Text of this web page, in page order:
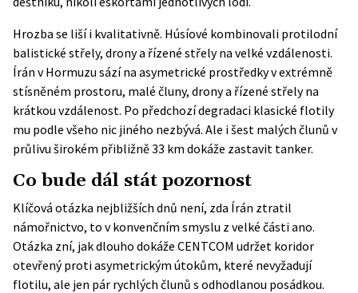
Hrozba se liší i kvalitativně. Húsíové kombinovali protilodní
balistické střely, drony a řízené střely na velké vzdálenosti.
Írán v Hormuzu sází na asymetrické prostředky v extrémně
stísněném prostoru, malé čluny, drony a řízené střely na
krátkou vzdálenost. Po předchozí degradaci klasické flotily
mu podle všeho nic jiného nezbývá. Ale i šest malých člunů v
průlivu širokém přibližně 33 km dokáže zastavit tanker.
Co bude dál stát pozornost
Klíčová otázka nejbližších dnů není, zda Írán ztratil
námořnictvo, to v konvenčním smyslu z velké části ano.
Otázka zní, jak dlouho dokáže CENTCOM udržet koridor
otevřený proti asymetrickým útokům, které nevyžadují
flotilu, ale jen pár rychlých člunů s odhodlanou posádkou.